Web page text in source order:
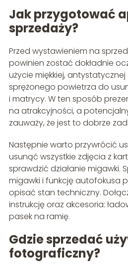
Jak przygotować
sprzedaży?
Przed wystawieniem na
powinien zostać dokładnie
użycie miękkiej, antystatycznej
sprężonego powietrza do
i matrycy. W ten sposób
na atrakcyjności, a
zauważy, że jest to dobrze
Następnie warto przywrócić
usunąć wszystkie zdjęcia z
sprawdzić działanie migawki.
migawki i funkcję autofokusa
opisać stan techniczny.
instrukcję oraz akcesoria:
pasek na ramię.
Gdzie sprzedać
fotograficzny?